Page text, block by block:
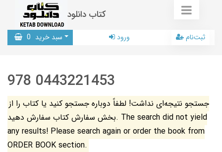
کتاب دانلود
سبد خرید 0 ورود ثبت‌نام
978 0443221453
جستجو نتیجه‌ای نداشت! لطفاً دوباره جستجو کنید یا کتاب را از
بخش سفارش کتاب سفارش دهید. The search did not yield
any results! Please search again or order the book from
ORDER BOOK section.